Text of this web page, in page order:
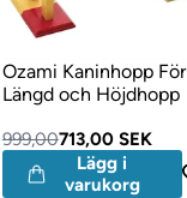
Ozami Kaninhopp För
Längd och Höjdhopp
999,00713,00 SEK
Lägg i
varukorg